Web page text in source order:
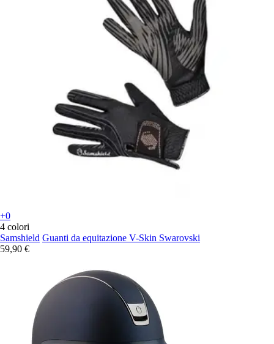
+0
4 colori
Samshield Guanti da equitazione V-Skin Swarovski
59,90 €